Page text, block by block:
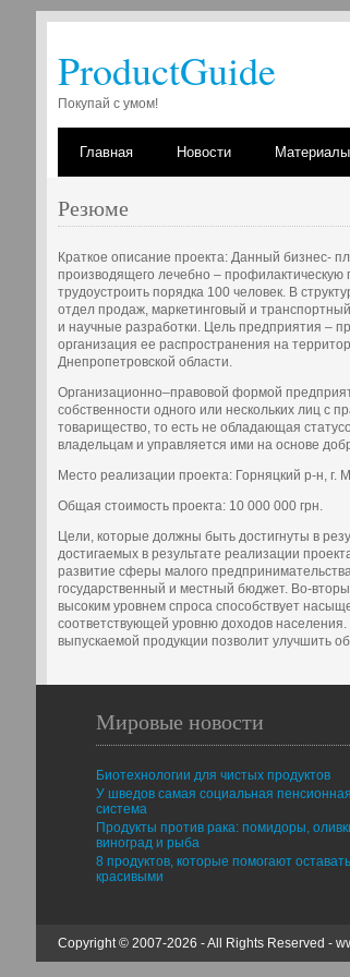
ProductGuide
Покупай с умом!
Главная Новости Материалы
Резюме
Краткое описание проекта: Данный бизнес-
производящего лечебно –
трудоустроить порядка 100 человек. В
отдел продаж, маркетинговый и
и научные разработки. Цель предприятия –
организация ее распространения на
Днепропетровской области.
Организационно–правовой формой
собственности одного или нескольких лиц
товарищество, то есть не обладающая
владельцам и управляется ими на основе
Место реализации проекта: Горняцкий р-н, г.
Общая стоимость проекта: 10 000 000 грн.
Цели, которые должны быть достигнуты в
достигаемых в результате реализации
развитие сферы малого
государственный и местный бюджет. Во-
высоким уровнем спроса способствует
соответствующей уровню доходов
выпускаемой продукции позволит улучшить
Мировые новости
Биотехнологии для чистых продуктов
У шведов самая социальная пенсионная
система
Продукты против рака: помидоры,
виноград и рыба
8 продуктов, которые помогают
красивыми
Copyright © 2007-2026 - All Rights Reserved -